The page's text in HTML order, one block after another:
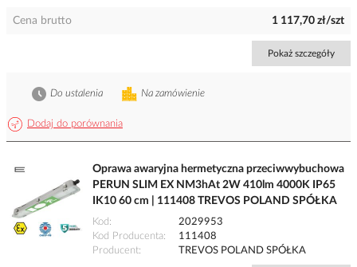
Cena brutto 1 117,70 zł/szt
Pokaż szczegóły
Dodaj do porównania
Na zamówienie
Do ustalenia
Oprawa awaryjna hermetyczna przeciwwybuchowa
PERUN SLIM EX NM3hAt 2W 410lm 4000K IP65
IK10 60 cm | 111408 TREVOS POLAND SPÓŁKA
Kod
2029953
Kod Producenta
111408
Producent
TREVOS POLAND SPÓŁKA